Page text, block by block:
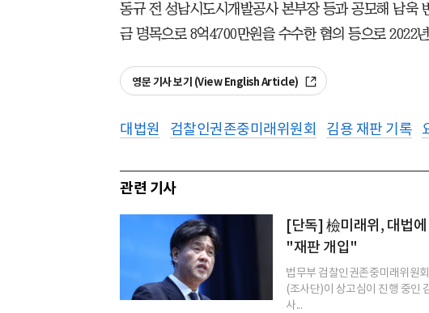
동규 전 성남시도시개발공사 본부장 등과 공모해 남욱
금 명목으로 8억4700만원을 수수한 혐의 등으로 2022
영문 기사 보기 (View English Article)
대법원 검찰인권존중미래위원회 김용 재판 기록
관련 기사
[단독] 檢미래위, 대법
"재판 개입"
법무부 검찰인권존중미래위원
(조사단)이 상고심이 진행 중인
사...